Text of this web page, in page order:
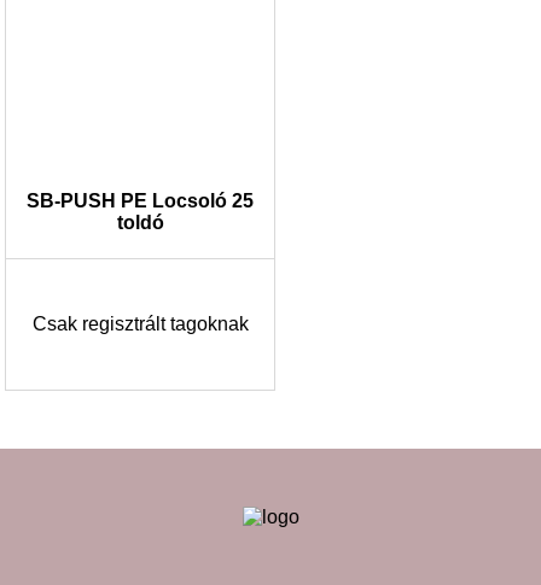
SB-PUSH PE Locsoló 25
toldó
Csak regisztrált tagoknak